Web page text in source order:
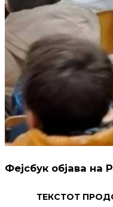
Фејсбук објава на
ТЕКСТОТ